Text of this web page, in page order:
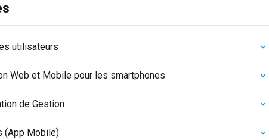
utilisateurs
Web et Mobile pour les smartphones
de Gestion
(App Mobile)